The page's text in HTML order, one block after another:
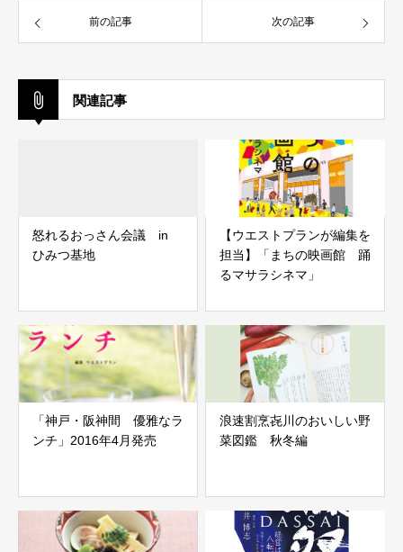
前の記事 次の記事
関連記事
怒れるおっさん会議 in
ひみつ基地
【ウエストプランが編集を
担当】「まちの映画館 踊
るマサラシネマ」
「神戸・阪神間 優雅なラ
ンチ」2016年4月発売
浪速割烹㐂川のおいしい野
菜図鑑 秋冬編